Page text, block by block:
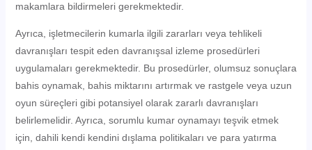
makamlara bildirmeleri gerekmektedir.
Ayrıca, işletmecilerin kumarla ilgili zararları veya tehlikeli
davranışları tespit eden davranışsal izleme prosedürleri
uygulamaları gerekmektedir. Bu prosedürler, olumsuz sonuçlara
bahis oynamak, bahis miktarını artırmak ve rastgele veya uzun
oyun süreçleri gibi potansiyel olarak zararlı davranışları
belirlemelidir. Ayrıca, sorumlu kumar oynamayı teşvik etmek
için, dahili kendi kendini dışlama politikaları ve para yatırma